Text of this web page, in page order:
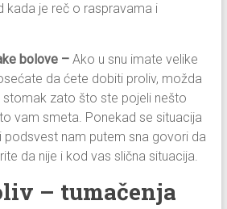
kada je reč o raspravama i
bolove – Ako u snu imate velike
da ćete dobiti proliv, možda
stomak zato što ste pojeli nešto
vam smeta. Ponekad se situacija
podsvest nam putem sna govori da
da nije i kod vas slična situacija.
– tumačenja